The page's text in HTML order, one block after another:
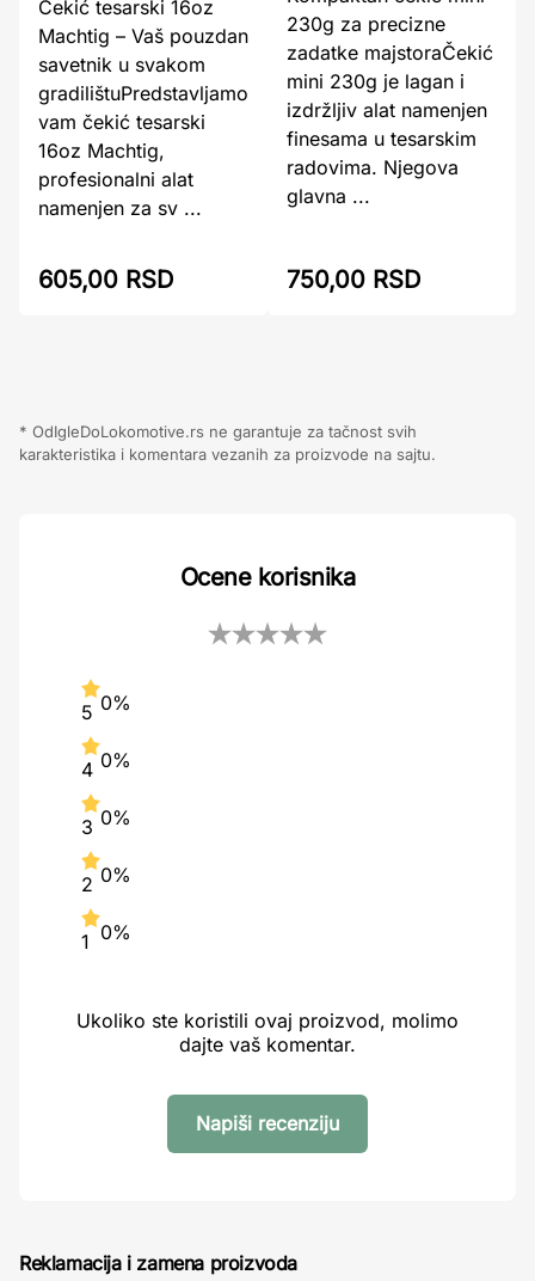
Čekić tesarski 16oz
Machtig – Vaš pouzdan
savetnik u svakom
gradilištuPredstavljamo
vam čekić tesarski
16oz Machtig,
profesionalni alat
namenjen za sv ...
605,00 RSD
230g za precizne
zadatke majstoraČekić
mini 230g je lagan i
izdržljiv alat namenjen
finesama u tesarskim
radovima. Njegova
glavna ...
750,00 RSD
* OdIgleDoLokomotive.rs ne garantuje za tačnost svih
karakteristika i komentara vezanih za proizvode na sajtu.
Ocene korisnika
5 0%
4 0%
3 0%
2 0%
1 0%
Ukoliko ste koristili ovaj proizvod, molimo
dajte vaš komentar.
Napiši recenziju
Reklamacija i zamena proizvoda